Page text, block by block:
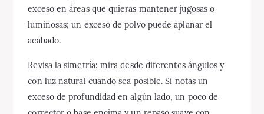
exceso en áreas que quieras mantener jugosas o
luminosas; un exceso de polvo puede aplanar el
acabado.
Revisa la simetría: mira desde diferentes ángulos y
con luz natural cuando sea posible. Si notas un
exceso de profundidad en algún lado, un poco de